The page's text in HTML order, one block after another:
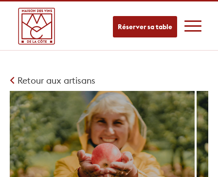
Réserver sa table
Retour aux artisans